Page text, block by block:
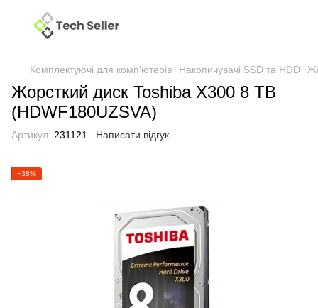
Комплектуючі для комп'ютерів Накопичувачі SSD та HDD
Жорсткий диск Toshiba X300 8 TB
(HDWF180UZSVA)
Артикул: 231121 Написати відгук
−38%